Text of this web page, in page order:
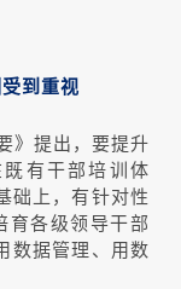
到重视
》提出，要提升
有干部培训体
础上，有针对性
育各级领导干部
数据管理、用数